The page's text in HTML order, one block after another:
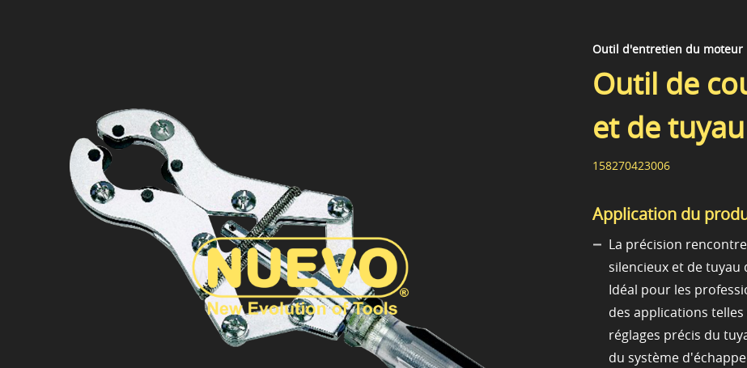
Outil d'entretien du moteur
Outil de
et de
158270423006
Application du
La précision
silencieux et de tuyau
Idéal pour les
des applications
réglages précis du
du système